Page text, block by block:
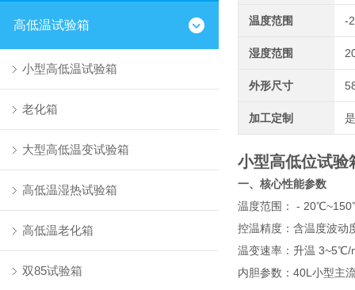
高低温试验箱
小型高低温试验箱
老化箱
大型高低温变试验箱
高低温湿热试验箱
高低温老化箱
双85试验箱
温度范围 -
湿度范围
外形尺寸
加工定制
小型高低位试验
一、核心性能参数
温度范围 ： -
控温精度 ：含温度波
温变速率 ：升温
内胆参数 ：40L小型主